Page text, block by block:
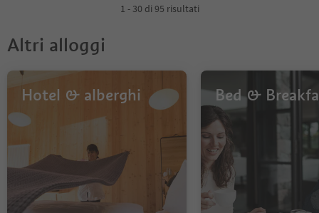
1 - 30 di 95 risultati
Altri alloggi
Hotel & alberghi Bed &